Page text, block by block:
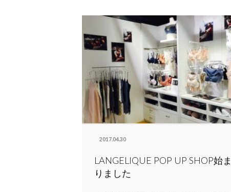
2017.04.30
LANGELIQUE POP UP SHOP始ま
りました